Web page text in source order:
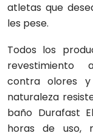
atletas que
les pese.
Todos los
revestimiento
contra olores
naturaleza
baño Durafast
horas de uso,